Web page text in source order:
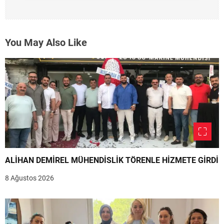
You May Also Like
ALİHAN DEMİREL MÜHENDİSLİK TÖRENLE HİZMETE GİRDİ
8 Ağustos 2026